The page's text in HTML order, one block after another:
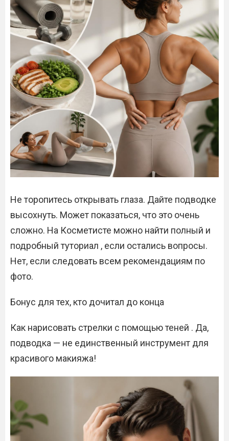
Не торопитесь открывать глаза. Дайте подводке
высохнуть. Может показаться, что это очень
сложно. На Косметисте можно найти полный и
подробный туториал , если остались вопросы.
Нет, если следовать всем рекомендациям по
фото.
Бонус для тех, кто дочитал до конца
Как нарисовать стрелки с помощью теней . Да,
подводка — не единственный инструмент для
красивого макияжа!